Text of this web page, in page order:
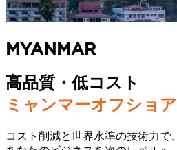
MYANMAR
高品質・低コスト
ミャンマーオフショア
コスト削減と世界水準の技術力で、